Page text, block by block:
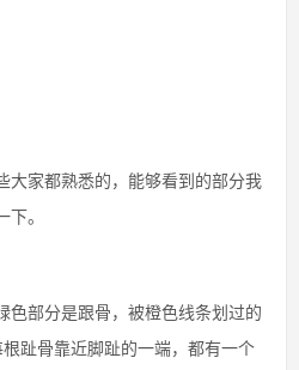
大家都熟悉的，能够看到的部分我
。
色部分是跟骨，被橙色线条划过的
趾骨靠近脚趾的一端，都有一个